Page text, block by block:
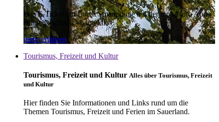
Das E-Ticket auf Ihrem Smartphone mit der mobil info App -
einfach - schnell - bargeldlos
mehr erfahren
Tourismus, Freizeit und Kultur
Tourismus, Freizeit und Kultur Alles über Tourismus, Freizeit
und Kultur
Hier finden Sie Informationen und Links rund um die
Themen Tourismus, Freizeit und Ferien im Sauerland.